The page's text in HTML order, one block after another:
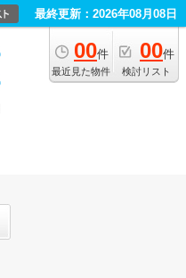
最終更新：2026年08月08日
00件
最近見た物件
00件
検討リスト